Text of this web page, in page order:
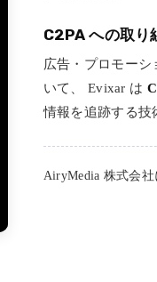
C2PA への取り
広告・プロモー
いて、 Evixar は
情報を追跡する技
AiryMedia 株式会